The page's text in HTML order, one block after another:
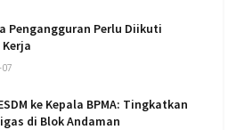
Pengangguran Perlu Diikuti
ke Kepala BPMA: Tingkatkan
di Blok Andaman